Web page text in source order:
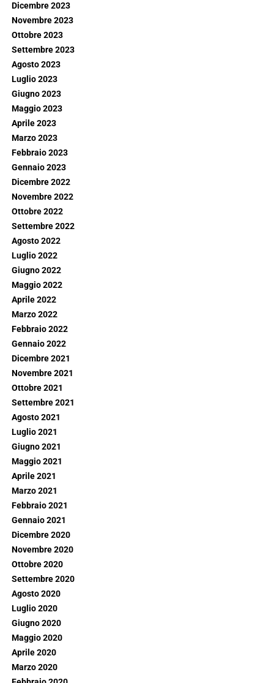
Dicembre 2023
Novembre 2023
Ottobre 2023
Settembre 2023
Agosto 2023
Luglio 2023
Giugno 2023
Maggio 2023
Aprile 2023
Marzo 2023
Febbraio 2023
Gennaio 2023
Dicembre 2022
Novembre 2022
Ottobre 2022
Settembre 2022
Agosto 2022
Luglio 2022
Giugno 2022
Maggio 2022
Aprile 2022
Marzo 2022
Febbraio 2022
Gennaio 2022
Dicembre 2021
Novembre 2021
Ottobre 2021
Settembre 2021
Agosto 2021
Luglio 2021
Giugno 2021
Maggio 2021
Aprile 2021
Marzo 2021
Febbraio 2021
Gennaio 2021
Dicembre 2020
Novembre 2020
Ottobre 2020
Settembre 2020
Agosto 2020
Luglio 2020
Giugno 2020
Maggio 2020
Aprile 2020
Marzo 2020